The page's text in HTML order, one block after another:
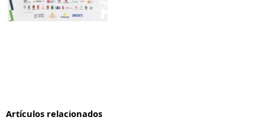
Artículos relacionados